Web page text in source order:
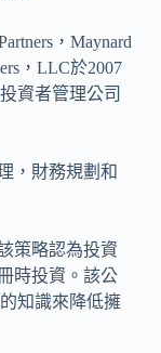
，Maynard
，LLC於2007
資者管理公司
，財務規劃和
策略認為投資
時投資。該公
知識來降低擁